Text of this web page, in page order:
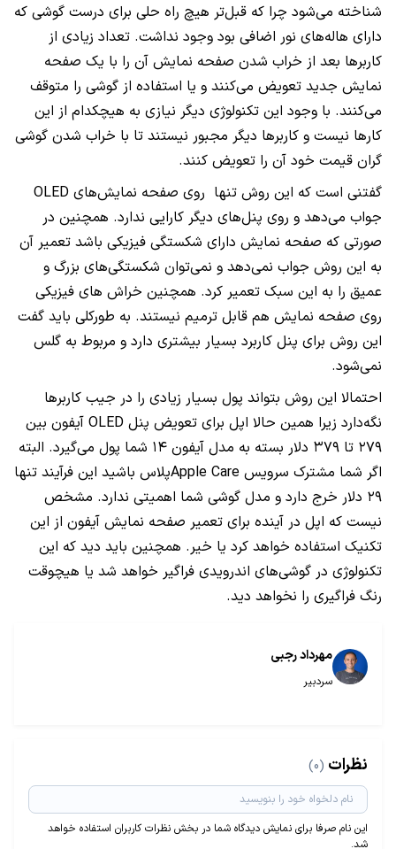
شناخته می‌شود چرا که قبل‌تر هیچ راه حلی برای درست گوشی که
دارای هاله‌های نور اضافی بود وجود نداشت. تعداد زیادی از
کاربرها بعد از خراب شدن صفحه نمایش آن را با یک صفحه
نمایش جدید تعویض می‌کنند و یا استفاده از گوشی را متوقف
می‌کنند. با وجود این تکنولوژی دیگر نیازی به هیچکدام از این
کارها نیست و کاربرها دیگر مجبور نیستند تا با خراب شدن گوشی
گران قیمت خود آن را تعویض کنند.
گفتنی است که این روش تنها روی صفحه نمایش‌های OLED
جواب می‌دهد و روی پنل‌های دیگر کارایی ندارد. همچنین در
صورتی که صفحه نمایش دارای شکستگی فیزیکی باشد تعمیر آن
به این روش جواب نمی‌دهد و نمی‌توان شکستگی‌های بزرگ و
عمیق را به این سبک تعمیر کرد. همچنین خراش های فیزیکی
روی صفحه نمایش هم قابل ترمیم نیستند. به طورکلی باید گفت
این روش برای پنل کاربرد بسیار بیشتری دارد و مربوط به گلس
نمی‌شود.
احتمالا این روش بتواند پول بسیار زیادی را در جیب کاربرها
نگه‌دارد زیرا همین حالا اپل برای تعویض پنل OLED آیفون بین
۲۷۹ تا ۳۷۹ دلار بسته به مدل آیفون ۱۴ شما پول می‌گیرد. البته
اگر شما مشترک سرویس Apple Careپلاس باشید این فرآیند تنها
۲۹ دلار خرج دارد و مدل گوشی شما اهمیتی ندارد. مشخص
نیست که اپل در آینده برای تعمیر صفحه نمایش آیفون از این
تکنیک استفاده خواهد کرد یا خیر. همچنین باید دید که این
تکنولوژی در گوشی‌های اندرویدی فراگیر خواهد شد یا هیچوقت
رنگ فراگیری را نخواهد دید.
مهرداد رجبی
سردبیر
نظرات (0)
این نام صرفا برای نمایش دیدگاه شما در بخش نظرات کاربران استفاده خواهد
شد.